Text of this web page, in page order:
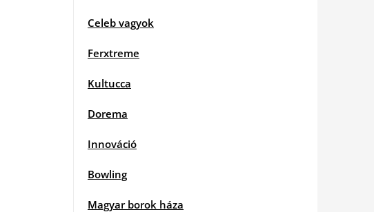
Celeb vagyok
Ferxtreme
Kultucca
Dorema
Innováció
Bowling
Magyar borok háza